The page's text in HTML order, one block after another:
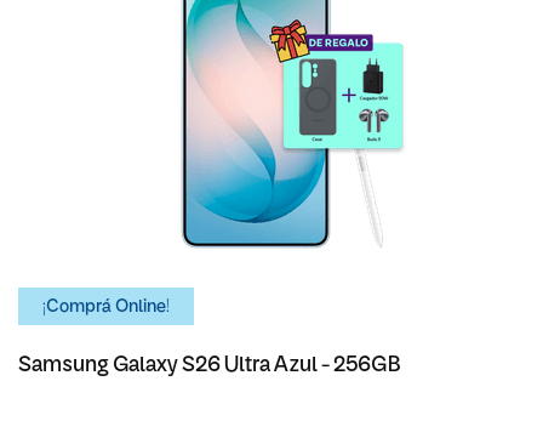
¡Comprá Online!
Samsung Galaxy S26 Ultra Azul - 256GB